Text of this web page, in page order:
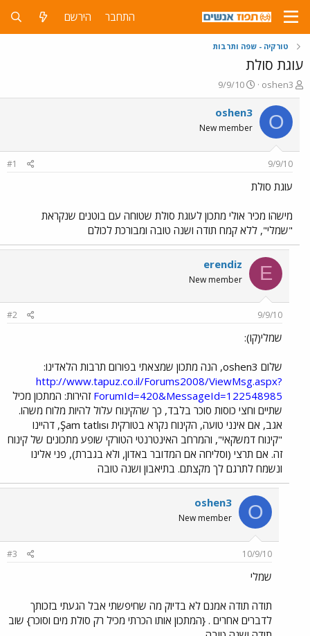
התחבר הירשם
טורקיה - שפה ותרבות
עוגת סולת
פ
ו
ת
ח
ה
ו
ש
א
oshen3
פ
ו
ר
ס
ם
9/9/10
O
oshen3
New member
9/9/10
#1
עוגת סולת
מישהו מכיר אולי מתכון לעוגת סולת שטוחה עם בוטנים שנקראת
"שמלי", ללא קמח תודה ושנה טובה ומבורכת לכולם
E
erendiz
New member
9/9/10
#2
שמלי(קו):
שלום oshen3, הנה מתכון שמצאתי בפורום תרבות הלאדינו:
http://www.tapuz.co.il/Forums2008/ViewMsg.aspx?
ForumId=420&MessageId=122548985 זהירות: המתכון מכיל
שתיים וחצי כוסות סוכר בלבד, כך שהקינוח עלול להיות מלוח משהו.
אגב, אם אינני טועה, הקינוח נקרא בטורקית Şam tatlısı, דהיינו
"קינוח דמשקאי", והמרחב האינטרנטי הטורקי שופע מתכונים של קינוח
זה. אם תרצי (וסליחה אם המדובר באדון, ולא בגברת), פני אלינו
ונשמח לתרגם לך מקצתם. בתיאבון ושנה טובה
O
oshen3
New member
10/9/10
#3
שמלי
תודה תודה אמנם לא בדיוק מה שחיפשתי אבל הגעתי בזכותך
לדברים אחרים . {המתכון אותו הכרתי מכיל רק סולת מים וסוכר} שוב